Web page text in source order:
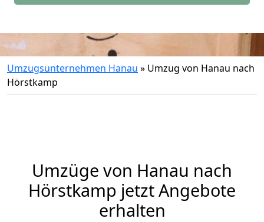
Umzugsunternehmen Hanau » Umzug von Hanau nach
Hörstkamp
Umzüge von Hanau nach
Hörstkamp jetzt Angebote
erhalten